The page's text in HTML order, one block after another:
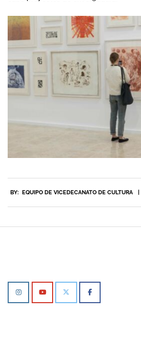
04-
18
BY: EQUIPO DE VICEDECANATO DE CULTURA